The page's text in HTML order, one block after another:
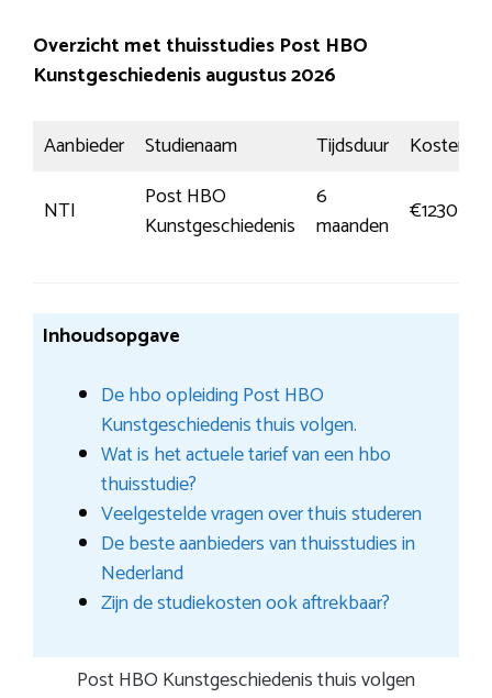
Overzicht met thuisstudies Post HBO
Kunstgeschiedenis augustus 2026
Aanbieder Studienaam Tijdsduur
Kosten
NTI
Post HBO
Kunstgeschiedenis
6
maanden
€1230,00
Inhoudsopgave
De hbo opleiding Post HBO
Kunstgeschiedenis thuis volgen.
Wat is het actuele tarief van een hbo
thuisstudie?
Veelgestelde vragen over thuis studeren
De beste aanbieders van thuisstudies in
Nederland
Zijn de studiekosten ook aftrekbaar?
Post HBO Kunstgeschiedenis thuis volgen